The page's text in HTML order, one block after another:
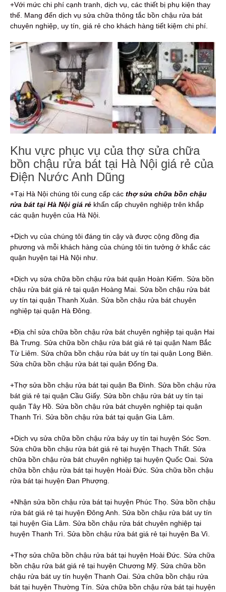
+Với mức chi phí cạnh tranh, dịch vụ, các thiết bị phụ kiện thay
thế. Mang đến dịch vụ sửa chữa thông tắc bồn chậu rửa bát
chuyên nghiệp, uy tín, giá rẻ cho khách hàng tiết kiệm chi phí.
Khu vực phục vụ của thợ sửa chữa
bồn chậu rửa bát tại Hà Nội giá rẻ của
Điện Nước Anh Dũng
+Tại Hà Nội chúng tôi cung cấp các thợ sửa chữa bồn chậu
rửa bát tại Hà Nội giá rẻ khẩn cấp chuyên nghiệp trên khắp
các quận huyện của Hà Nội.
+Dịch vụ của chúng tôi đáng tin cậy và được cộng đồng địa
phương và mỗi khách hàng của chúng tôi tin tưởng ở khắc các
quận huyện tại Hà Nội như.
+Dịch vụ sửa chữa bồn chậu rửa bát quận Hoàn Kiếm. Sửa bồn
chậu rửa bát giá rẻ tại quận Hoàng Mai. Sửa bồn chậu rửa bát
uy tín tại quận Thanh Xuân. Sửa bồn chậu rửa bát chuyên
nghiệp tại quận Hà Đông.
+Địa chỉ sửa chữa bồn chậu rửa bát chuyên nghiệp tại quận Hai
Bà Trưng. Sửa chữa bồn chậu rửa bát giá rẻ tại quận Nam Bắc
Từ Liêm. Sửa chữa bồn chậu rửa bát uy tín tại quận Long Biên.
Sửa chữa bồn chậu rửa bát tại quận Đống Đa.
+Thợ sửa bồn chậu rửa bát tại quận Ba Đình. Sửa bồn chậu rửa
bát giá rẻ tại quận Cầu Giấy. Sửa bồn chậu rửa bát uy tín tại
quận Tây Hồ. Sửa bồn chậu rửa bát chuyên nghiệp tại quận
Thanh Trì. Sửa bồn chậu rửa bát tại quận Gia Lâm.
+Dịch vụ sửa chữa bồn chậu rửa báy uy tín tại huyện Sóc Sơn.
Sửa chữa bồn chậu rửa bát giá rẻ tại huyện Thạch Thất. Sửa
chữa bồn chậu rửa bát chuyên nghiệp tại huyện Quốc Oai. Sửa
chữa bồn chậu rửa bát tại huyện Hoài Đức. Sửa chữa bồn chậu
rửa bát tại huyện Đan Phượng.
+Nhận sửa bồn chậu rửa bát tại huyện Phúc Thọ. Sửa bồn chậu
rửa bát giá rẻ tại huyện Đông Anh. Sửa bồn chậu rửa bát uy tín
tại huyện Gia Lâm. Sửa bồn chậu rửa bát chuyên nghiệp tại
huyện Thanh Trì. Sửa bồn chậu rửa bát giá rẻ tại huyện Ba Vì.
+Thợ sửa chữa bồn chậu rửa bát tại huyện Hoài Đức. Sửa chữa
bồn chậu rửa bát giá rẻ tại huyện Chương Mỹ. Sửa chữa bồn
chậu rửa bát uy tín huyện Thanh Oai. Sửa chữa bồn chậu rửa
bát tại huyện Thường Tín. Sửa chữa bồn chậu rửa bát tại huyện